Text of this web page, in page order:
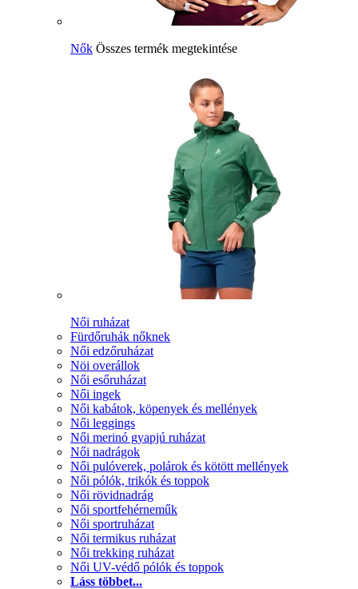
Nők Összes termék megtekintése
Női ruházat
Fürdőruhák nőknek
Női edzőruházat
Nöi overállok
Női esőruházat
Női ingek
Női kabátok, köpenyek és mellények
Női leggings
Női merinó gyapjú ruházat
Női nadrágok
Női pulóverek, polárok és kötött mellények
Női pólók, trikók és toppok
Női rövidnadrág
Női sportfehérneműk
Női sportruházat
Női termikus ruházat
Női trekking ruházat
Női UV-védő pólók és toppok
Láss többet...